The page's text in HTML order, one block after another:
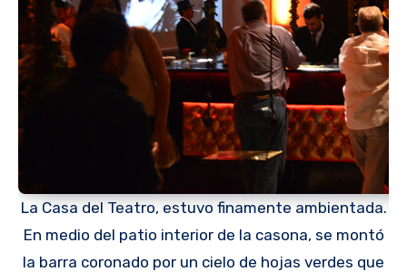
La Casa del Teatro, estuvo finamente ambientada.
En medio del patio interior de la casona, se montó
la barra coronado por un cielo de hojas verdes que